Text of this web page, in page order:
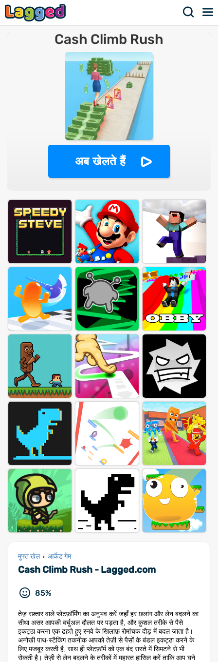
Cash Climb Rush
अब खेलते हैं
मुफ्त खेल › आर्केड गेम
Cash Climb Rush - Lagged.com
85%
तेज़ रफ़्तार वाले प्लेटफ़ॉर्मिंग का अनुभव करें जहाँ हर छलांग और लेन बदलने का
सीधा असर आपकी वर्चुअल दौलत पर पड़ता है, और कुशल तरीके से पैसे
इकट्ठा करना एक ढहते हुए रनवे के खिलाफ़ रोमांचक दौड़ में बदल जाता है।
अनोखी पाथ-स्टैकिंग तकनीक आपको तेज़ी से पैसों के बंडल इकट्ठा करने के
लिए मजबूर करती है, साथ ही प्लेटफ़ॉर्म को एक बंद रास्ते में सिमटने से भी
रोकती है। तेज़ी से लेन बदलने के तरीकों में महारत हासिल करें ताकि आप घने